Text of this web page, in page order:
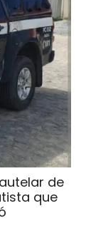
de
que